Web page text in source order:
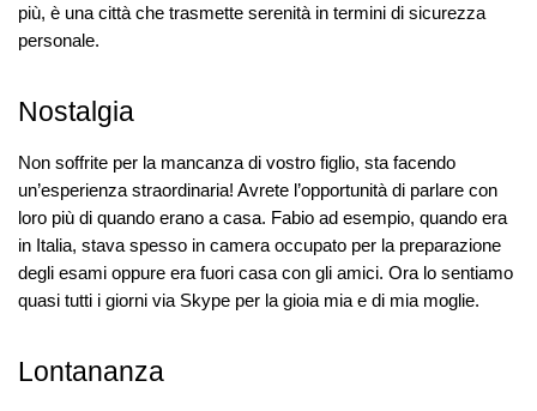
più, è una città che trasmette serenità in termini di sicurezza
personale.
Nostalgia
Non soffrite per la mancanza di vostro figlio, sta facendo
un’esperienza straordinaria! Avrete l’opportunità di parlare con
loro più di quando erano a casa. Fabio ad esempio, quando era
in Italia, stava spesso in camera occupato per la preparazione
degli esami oppure era fuori casa con gli amici. Ora lo sentiamo
quasi tutti i giorni via Skype per la gioia mia e di mia moglie.
Lontananza